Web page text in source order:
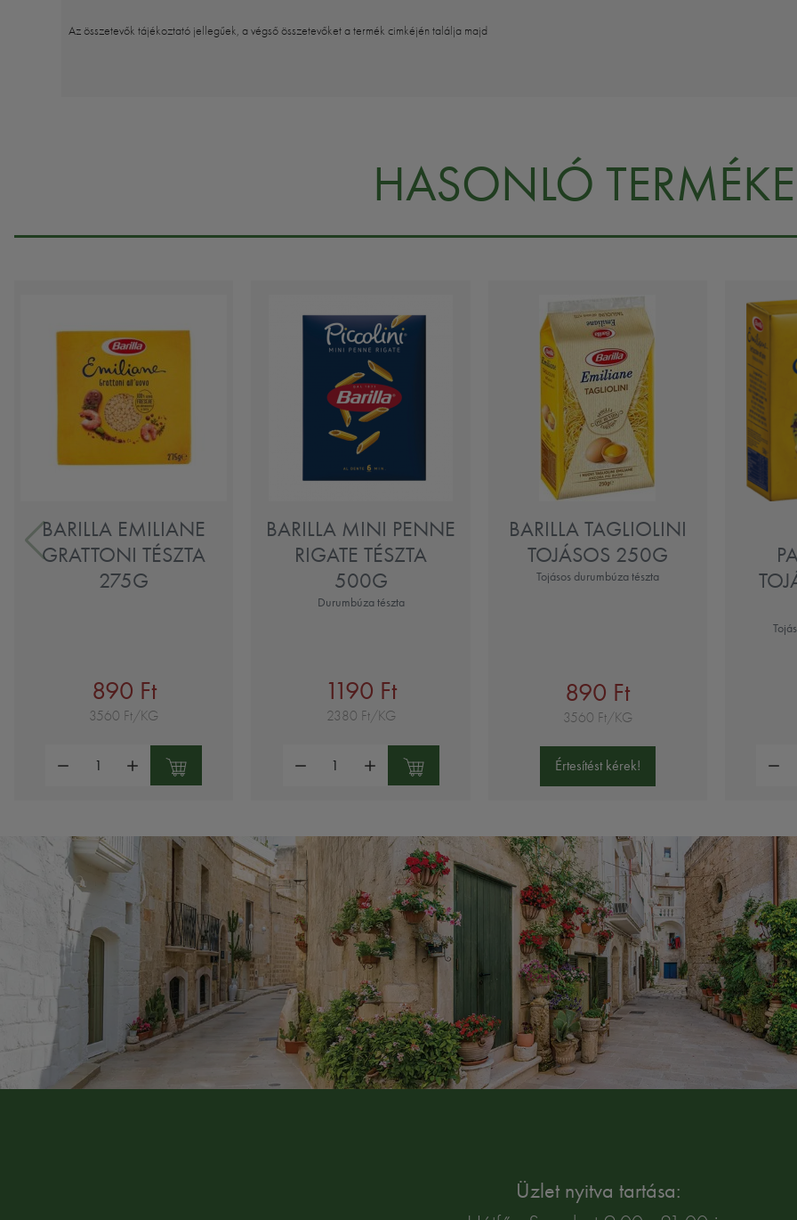
Az összetevők tájékoztató jellegűek, a végső összetevőket a termék cimkéjén találja majd
HASONLÓ
BARILLA EMILIANE
GRATTONI TÉSZTA
275G
890 Ft
3560 Ft/KG
BARILLA MINI PENNE
RIGATE TÉSZTA
500G
Durumbúza tészta
1190 Ft
2380 Ft/KG
BARILLA TAGLIOLINI
TOJÁSOS 250G
Tojásos durumbúza tészta
890 Ft
3560 Ft/KG
Értesítést kérek!
Üzlet nyitva tartása: